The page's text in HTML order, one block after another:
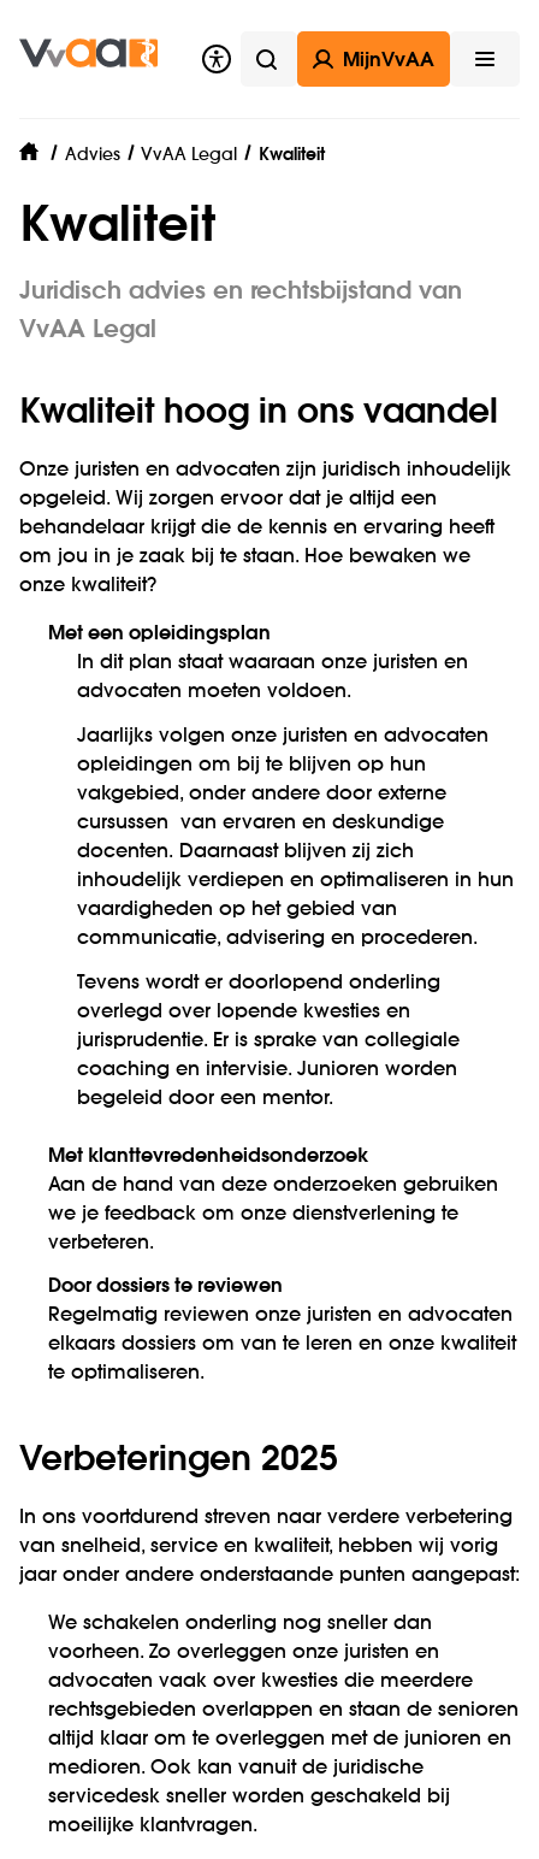
Zoeken
MijnVvAA
home
Advies VvAA Legal Kwaliteit
Kwaliteit
Juridisch advies en rechtsbijstand van
VvAA Legal
Kwaliteit hoog in ons vaandel
Onze juristen en advocaten zijn juridisch inhoudelijk
opgeleid. Wij zorgen ervoor dat je altijd een
behandelaar krijgt die de kennis en ervaring heeft
om jou in je zaak bij te staan. Hoe bewaken we
onze kwaliteit?
Met een opleidingsplan
In dit plan staat waaraan onze juristen en
advocaten moeten voldoen.
Jaarlijks volgen onze juristen en advocaten
opleidingen om bij te blijven op hun
vakgebied, onder andere door externe
cursussen van ervaren en deskundige
docenten. Daarnaast blijven zij zich
inhoudelijk verdiepen en optimaliseren in hun
vaardigheden op het gebied van
communicatie, advisering en procederen.
Tevens wordt er doorlopend onderling
overlegd over lopende kwesties en
jurisprudentie. Er is sprake van collegiale
coaching en intervisie. Junioren worden
begeleid door een mentor.
Met klanttevredenheidsonderzoek
Aan de hand van deze onderzoeken gebruiken
we je feedback om onze dienstverlening te
verbeteren.
Door dossiers te reviewen
Regelmatig reviewen onze juristen en advocaten
elkaars dossiers om van te leren en onze kwaliteit
te optimaliseren.
Verbeteringen 2025
In ons voortdurend streven naar verdere verbetering
van snelheid, service en kwaliteit, hebben wij vorig
jaar onder andere onderstaande punten aangepast:
We schakelen onderling nog sneller dan
voorheen. Zo overleggen onze juristen en
advocaten vaak over kwesties die meerdere
rechtsgebieden overlappen en staan de senioren
altijd klaar om te overleggen met de junioren en
medioren. Ook kan vanuit de juridische
servicedesk sneller worden geschakeld bij
moeilijke klantvragen.